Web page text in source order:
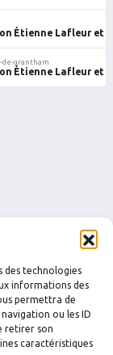
des technologies
informations des
permettra de
ou les ID
retirer son
caractéristiques
Étienne Lafleur et
de-grantham
Étienne Lafleur et